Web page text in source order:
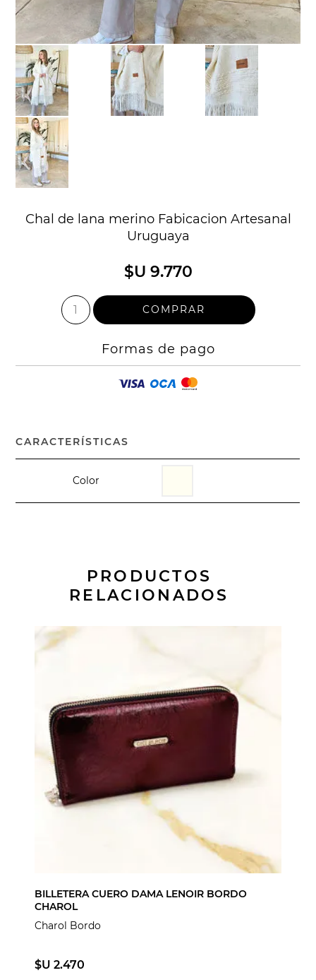
Chal de lana merino Fabicacion Artesanal
Uruguaya
$U 9.770
Formas de pago
CARACTERÍSTICAS
Color
PRODUCTOS
RELACIONADOS
BILLETERA CUERO DAMA LENOIR BORDO
CHAROL
Charol Bordo
$U 2.470